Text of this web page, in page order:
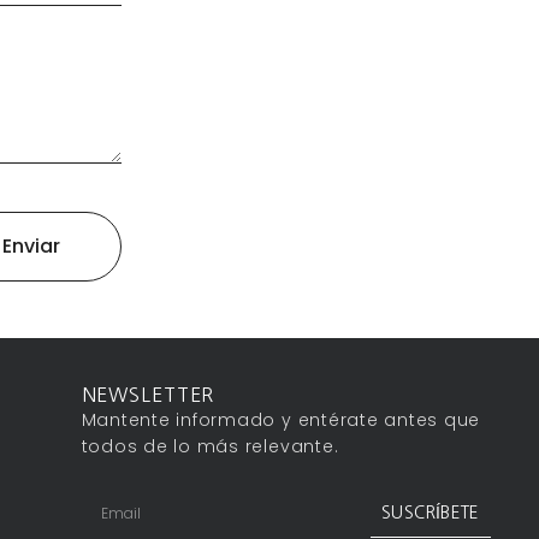
Enviar
NEWSLETTER
Mantente informado y entérate antes que
todos de lo más relevante.
SUSCRÍBETE